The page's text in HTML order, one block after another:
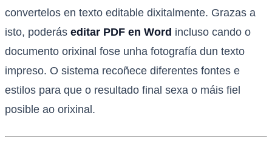
convertelos en texto editable dixitalmente. Grazas a
isto, poderás editar PDF en Word incluso cando o
documento orixinal fose unha fotografía dun texto
impreso. O sistema recoñece diferentes fontes e
estilos para que o resultado final sexa o máis fiel
posible ao orixinal.